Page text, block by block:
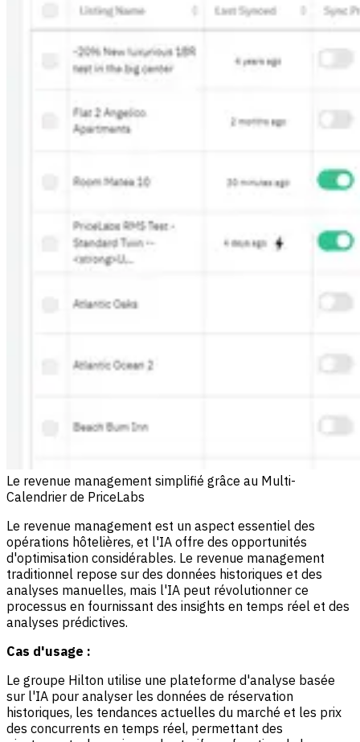
Le revenue management simplifié grâce au Multi-
Calendrier de PriceLabs
Le revenue management est un aspect essentiel des
opérations hôtelières, et l'IA offre des opportunités
d'optimisation considérables. Le revenue management
traditionnel repose sur des données historiques et des
analyses manuelles, mais l'IA peut révolutionner ce
processus en fournissant des insights en temps réel et des
analyses prédictives.
Cas d'usage :
Le groupe Hilton utilise une plateforme d'analyse basée
sur l'IA pour analyser les données de réservation
historiques, les tendances actuelles du marché et les prix
des concurrents en temps réel, permettant des